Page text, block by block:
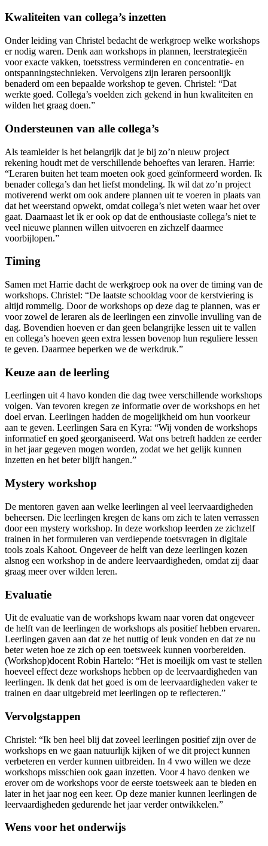
Kwaliteiten van collega’s inzetten
Onder leiding van Christel bedacht de werkgroep welke workshops
er nodig waren. Denk aan workshops in plannen, leerstrategieën
voor exacte vakken, toetsstress verminderen en concentratie- en
ontspanningstechnieken. Vervolgens zijn leraren persoonlijk
benaderd om een bepaalde workshop te geven. Christel: “Dat
werkte goed. Collega’s voelden zich gekend in hun kwaliteiten en
wilden het graag doen.”
Ondersteunen van alle collega’s
Als teamleider is het belangrijk dat je bij zo’n nieuw project
rekening houdt met de verschillende behoeftes van leraren. Harrie:
“Leraren buiten het team moeten ook goed geïnformeerd worden. Ik
benader collega’s dan het liefst mondeling. Ik wil dat zo’n project
motiverend werkt om ook andere plannen uit te voeren in plaats van
dat het weerstand opwekt, omdat collega’s niet weten waar het over
gaat. Daarnaast let ik er ook op dat de enthousiaste collega’s niet te
veel nieuwe plannen willen uitvoeren en zichzelf daarmee
voorbijlopen.”
Timing
Samen met Harrie dacht de werkgroep ook na over de timing van de
workshops. Christel: “De laatste schooldag voor de kerstviering is
altijd rommelig. Door de workshops op deze dag te plannen, was er
voor zowel de leraren als de leerlingen een zinvolle invulling van de
dag. Bovendien hoeven er dan geen belangrijke lessen uit te vallen
en collega’s hoeven geen extra lessen bovenop hun reguliere lessen
te geven. Daarmee beperken we de werkdruk.”
Keuze aan de leerling
Leerlingen uit 4 havo konden die dag twee verschillende workshops
volgen. Van tevoren kregen ze informatie over de workshops en het
doel ervan. Leerlingen hadden de mogelijkheid om hun voorkeur
aan te geven. Leerlingen Sara en Kyra: “Wij vonden de workshops
informatief en goed georganiseerd. Wat ons betreft hadden ze eerder
in het jaar gegeven mogen worden, zodat we het gelijk kunnen
inzetten en het beter blijft hangen.”
Mystery workshop
De mentoren gaven aan welke leerlingen al veel leervaardigheden
beheersen. Die leerlingen kregen de kans om zich te laten verrassen
door een mystery workshop. In deze workshop leerden ze zichzelf
trainen in het formuleren van verdiepende toetsvragen in digitale
tools zoals Kahoot. Ongeveer de helft van deze leerlingen kozen
alsnog een workshop in de andere leervaardigheden, omdat zij daar
graag meer over wilden leren.
Evaluatie
Uit de evaluatie van de workshops kwam naar voren dat ongeveer
de helft van de leerlingen de workshops als positief hebben ervaren.
Leerlingen gaven aan dat ze het nuttig of leuk vonden en dat ze nu
beter weten hoe ze zich op een toetsweek kunnen voorbereiden.
(Workshop)docent Robin Hartelo: “Het is moeilijk om vast te stellen
hoeveel effect deze workshops hebben op de leervaardigheden van
leerlingen. Ik denk dat het goed is om de leervaardigheden vaker te
trainen en daar uitgebreid met leerlingen op te reflecteren.”
Vervolgstappen
Christel: “Ik ben heel blij dat zoveel leerlingen positief zijn over de
workshops en we gaan natuurlijk kijken of we dit project kunnen
verbeteren en verder kunnen uitbreiden. In 4 vwo willen we deze
workshops misschien ook gaan inzetten. Voor 4 havo denken we
erover om de workshops voor de eerste toetsweek aan te bieden en
later in het jaar nog een keer. Op deze manier kunnen leerlingen de
leervaardigheden gedurende het jaar verder ontwikkelen.”
Wens voor het onderwijs